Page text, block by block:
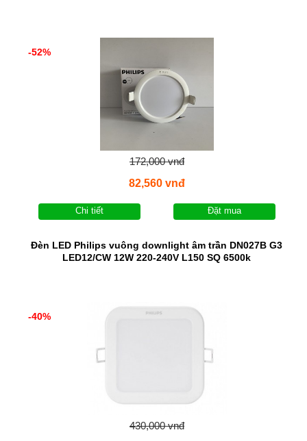
-52%
172,000 vnđ
82,560 vnđ
Chi tiết Đặt mua
Đèn LED Philips vuông downlight âm trần DN027B G3
LED12/CW 12W 220-240V L150 SQ 6500k
-40%
430,000 vnđ